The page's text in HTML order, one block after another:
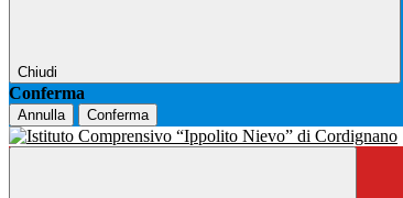
Chiudi
Conferma
Annulla Conferma